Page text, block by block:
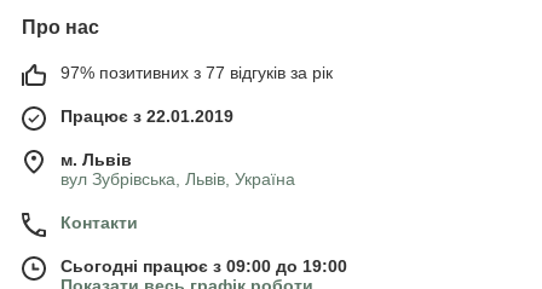
Про нас
97% позитивних з 77 відгуків за рік
Працює з 22.01.2019
м. Львів
вул Зубрівська, Львів, Україна
Контакти
Сьогодні працює з 09:00 до 19:00